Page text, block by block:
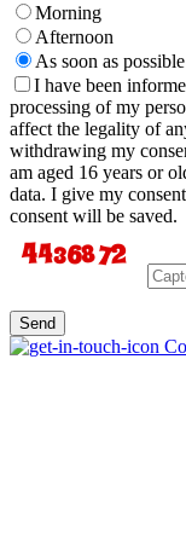
Morning
Afternoon
As soon as possible
I have been
processing of my
affect the legality of
withdrawing my
am aged 16 years or
data. I give my
consent will be saved.
Send